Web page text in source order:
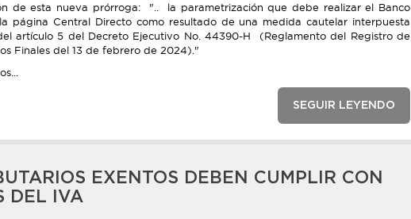
de esta nueva prórroga: ".. la parametrización que debe realizar el Banco
página Central Directo como resultado de una medida cautelar interpuesta
artículo 5 del Decreto Ejecutivo No. 44390-H (Reglamento del Registro de
Finales del 13 de febrero de 2024)."
SEGUIR LEYENDO
EXENTOS DEBEN CUMPLIR CON
DEL IVA